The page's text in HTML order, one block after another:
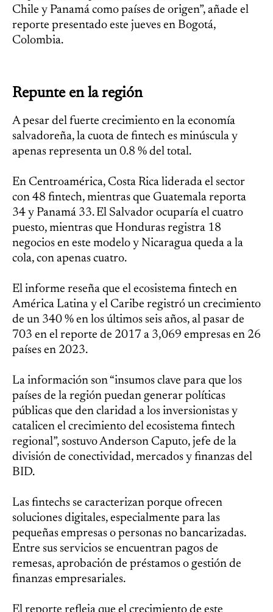
Chile y Panamá como países de origen”, añade el
reporte presentado este jueves en Bogotá,
Colombia.
Repunte en la región
A pesar del fuerte crecimiento en la economía
salvadoreña, la cuota de fintech es minúscula y
apenas representa un 0.8 % del total.
En Centroamérica, Costa Rica liderada el sector
con 48 fintech, mientras que Guatemala reporta
34 y Panamá 33. El Salvador ocuparía el cuatro
puesto, mientras que Honduras registra 18
negocios en este modelo y Nicaragua queda a la
cola, con apenas cuatro.
El informe reseña que el ecosistema fintech en
América Latina y el Caribe registró un crecimiento
de un 340 % en los últimos seis años, al pasar de
703 en el reporte de 2017 a 3,069 empresas en 26
países en 2023.
La información son “insumos clave para que los
países de la región puedan generar políticas
públicas que den claridad a los inversionistas y
catalicen el crecimiento del ecosistema fintech
regional”, sostuvo Anderson Caputo, jefe de la
división de conectividad, mercados y finanzas del
BID.
Las fintechs se caracterizan porque ofrecen
soluciones digitales, especialmente para las
pequeñas empresas o personas no bancarizadas.
Entre sus servicios se encuentran pagos de
remesas, aprobación de préstamos o gestión de
finanzas empresariales.
El reporte refleja que el crecimiento de este